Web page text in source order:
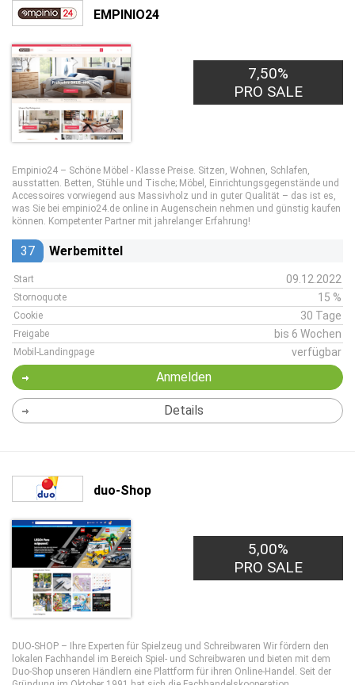
EMPINIO24
7,50%
PRO SALE
Empinio24 – Schöne Möbel - Klasse Preise. Sitzen, Wohnen, Schlafen,
ausstatten. Betten, Stühle und Tische; Möbel, Einrichtungsgegenstände und
Accessoires vorwiegend aus Massivholz und in guter Qualität – das ist es,
was Sie bei empinio24.de online in Augenschein nehmen und günstig kaufen
können. Kompetenter Partner mit jahrelanger Erfahrung!
37 Werbemittel
Start 09.12.2022
Stornoquote 15 %
Cookie 30 Tage
Freigabe bis 6 Wochen
Mobil-Landingpage verfügbar
Anmelden
Details
duo-Shop
5,00%
PRO SALE
DUO-SHOP – Ihre Experten für Spielzeug und Schreibwaren Wir fördern den
lokalen Fachhandel im Bereich Spiel- und Schreibwaren und bieten mit dem
Duo-Shop unseren Händlern eine Plattform für ihren Online-Handel. Seit der